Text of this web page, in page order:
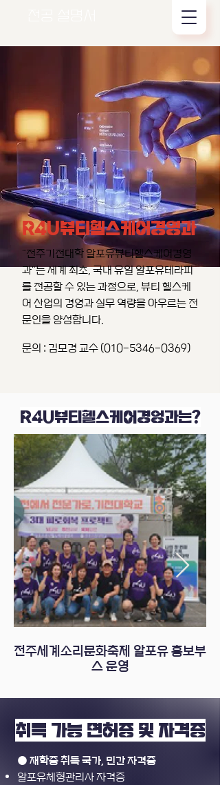
R4U뷰티헬스케어경영과
"전주기전대학 알포유뷰티헬스케어경영
과"는 세계 최초, 국내 유일 알포유테라피
를 전공할 수 있는 과정으로, 뷰티 헬스케
어 산업의 경영과 실무 역량을 아우르는 전
문인을 양성합니다.
문의 : 김모경 교수 (010-5346-0369)
R4U뷰티헬스케어경엉과는?
전주세계소리문화축제 알포유 홍보부
스 운영
취득 가능 면허증 및 자격증
● 재학중 취득 국가, 민간 자격증
알포유체형관리사 자격증